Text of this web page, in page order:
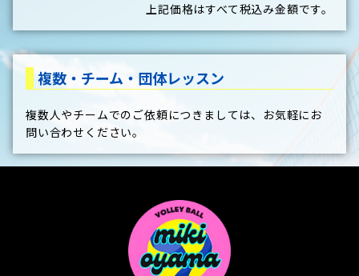
上記価格はすべて税込み金額です。
複数・チーム・団体レッスン
複数人やチームでのご依頼につきましては、お気軽にお
問い合わせください。